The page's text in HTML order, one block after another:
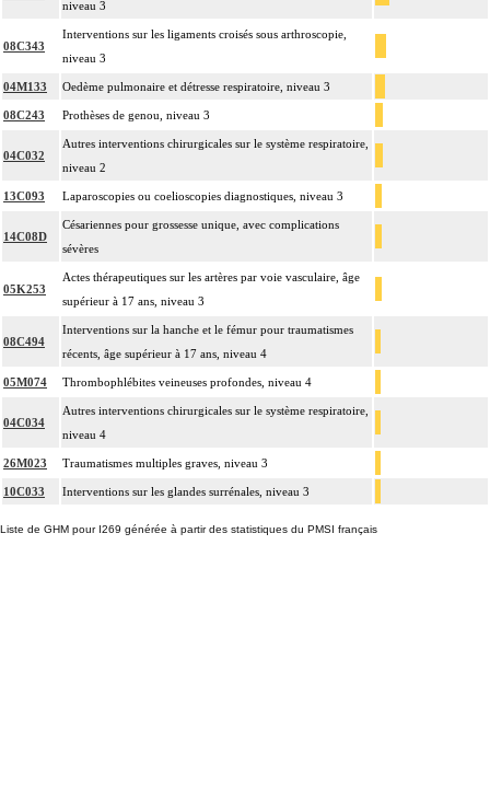
niveau 3
08C343
Interventions sur les ligaments croisés sous arthroscopie,
niveau 3
04M133 Oedème pulmonaire et détresse respiratoire, niveau 3
08C243 Prothèses de genou, niveau 3
04C032
Autres interventions chirurgicales sur le système respiratoire,
niveau 2
13C093 Laparoscopies ou coelioscopies diagnostiques, niveau 3
14C08D
Césariennes pour grossesse unique, avec complications
sévères
05K253
Actes thérapeutiques sur les artères par voie vasculaire, âge
supérieur à 17 ans, niveau 3
08C494
Interventions sur la hanche et le fémur pour traumatismes
récents, âge supérieur à 17 ans, niveau 4
05M074 Thrombophlébites veineuses profondes, niveau 4
04C034
Autres interventions chirurgicales sur le système respiratoire,
niveau 4
26M023 Traumatismes multiples graves, niveau 3
10C033 Interventions sur les glandes surrénales, niveau 3
Liste de GHM pour I269 générée à partir des statistiques du PMSI français